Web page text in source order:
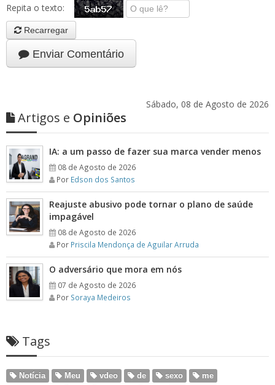
Repita o texto:
Recarregar
Enviar Comentário
Sábado, 08 de Agosto de 2026
Artigos e Opiniões
IA: a um passo de fazer sua marca vender menos
08 de Agosto de 2026
Por Edson dos Santos
Reajuste abusivo pode tornar o plano de saúde
impagável
08 de Agosto de 2026
Por Priscila Mendonça de Aguilar Arruda
O adversário que mora em nós
07 de Agosto de 2026
Por Soraya Medeiros
Tags
Notícia Meu vdeo de sexo
me